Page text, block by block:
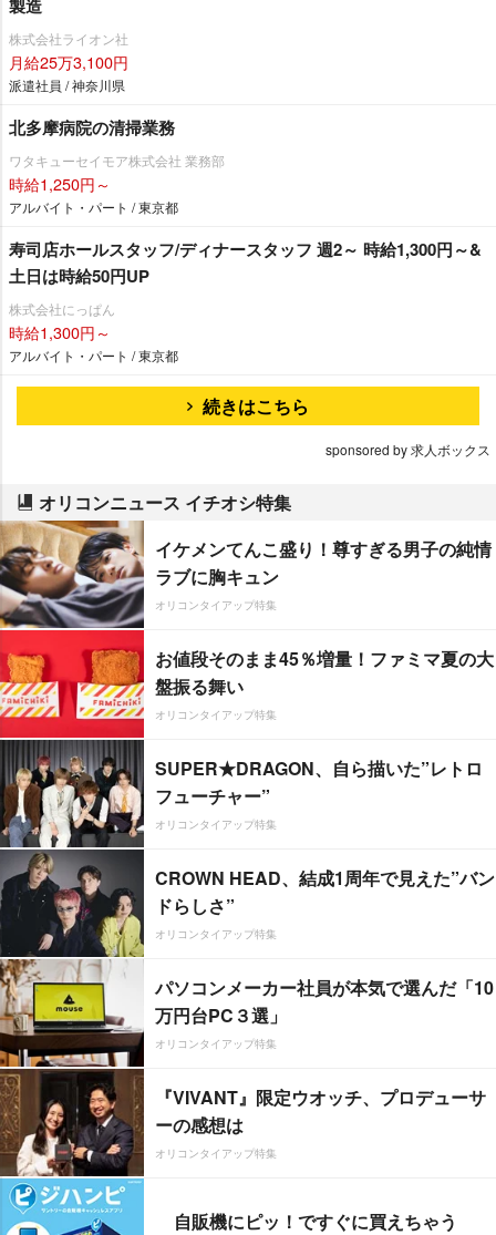
製造
株式会社ライオン社
月給25万3,100円
派遣社員 / 神奈川県
北多摩病院の清掃業務
ワタキューセイモア株式会社 業務部
時給1,250円～
アルバイト・パート / 東京都
寿司店ホールスタッフ/ディナースタッフ 週2～ 時給1,300円～&
土日は時給50円UP
株式会社にっぱん
時給1,300円～
アルバイト・パート / 東京都
続きはこちら
sponsored by 求人ボックス
オリコンニュース イチオシ特集
イケメンてんこ盛り！尊すぎる男子の純情
ラブに胸キュン
オリコンタイアップ特集
お値段そのまま45％増量！ファミマ夏の大
盤振る舞い
オリコンタイアップ特集
SUPER★DRAGON、自ら描いた”レトロ
フューチャー”
オリコンタイアップ特集
CROWN HEAD、結成1周年で見えた”バン
ドらしさ”
オリコンタイアップ特集
パソコンメーカー社員が本気で選んだ「10
万円台PC３選」
オリコンタイアップ特集
『VIVANT』限定ウオッチ、プロデューサ
ーの感想は
オリコンタイアップ特集
自販機にピッ！ですぐに買えちゃう